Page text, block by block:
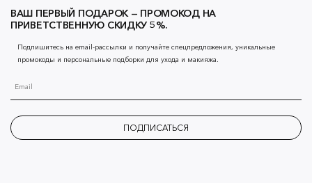
ВАШ ПЕРВЫЙ ПОДАРОК — ПРОМОКОД НА
ПРИВЕТСТВЕННУЮ СКИДКУ 5%.
Подпишитесь на email-рассылки и получайте спецпредложения, уникальные
промокоды и персональные подборки для ухода и макияжа.
ПОДПИСАТЬСЯ